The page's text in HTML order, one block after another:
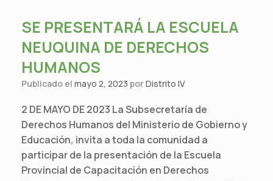
SE PRESENTARÁ LA ESCUELA
NEUQUINA DE DERECHOS
HUMANOS
Publicado el mayo 2, 2023 porDistrito IV
2 DE MAYO DE 2023 La Subsecretaría de
Derechos Humanos del Ministerio de Gobierno y
Educación, invita a toda la comunidad a
participar de la presentación de la Escuela
Provincial de Capacitación en Derechos